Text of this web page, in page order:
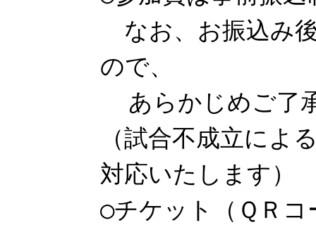
なお、お振込み
ので、
あらかじめご了
（試合不成立によ
対応いたします）
○チケット（ＱＲ